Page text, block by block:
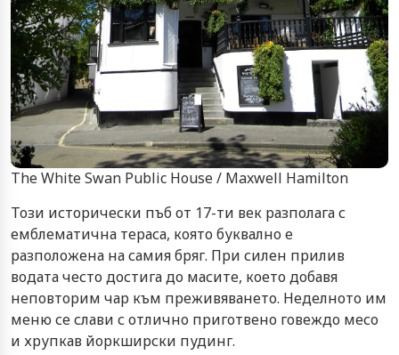
The White Swan Public House / Maxwell Hamilton
Този исторически пъб от 17-ти век разполага с
емблематична тераса, която буквално е
разположена на самия бряг. При силен прилив
водата често достига до масите, което добавя
неповторим чар към преживяването. Неделното им
меню се слави с отлично приготвено говеждо месо
и хрупкав йоркширски пудинг.